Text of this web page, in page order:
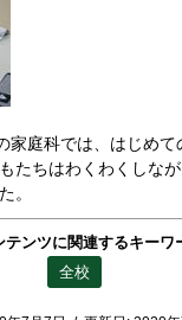
庭科では、はじめて
たちはわくわくしな
。
テンツに関連するキーワ
全校